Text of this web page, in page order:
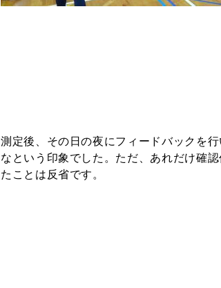
測定後、その日の夜にフィードバックを
なという印象でした。ただ、あれだけ確
たことは反省です。